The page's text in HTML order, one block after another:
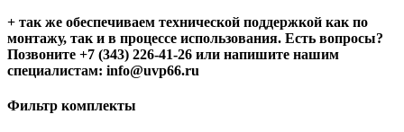
+ так же обеспечиваем технической поддержкой как по
монтажу, так и в процессе использования. Есть вопросы?
Позвоните +7 (343) 226-41-26 или напишите нашим
специалистам: info@uvp66.ru
Фильтр комплекты